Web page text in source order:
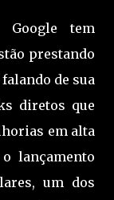
Google tem
prestando
de sua
diretos que
em alta
lançamento
um dos